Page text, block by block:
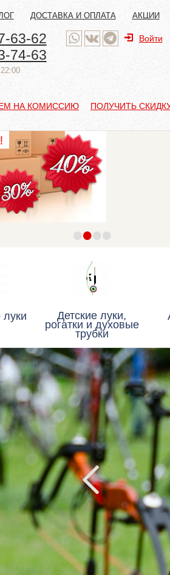
ДОСТАВКА И ОПЛАТА АКЦИИ
63-62
74-63
Войти
НА КОМИССИЮ ПОЛУЧИТЬ
••••
Детские луки,
рогатки и духовые
трубки